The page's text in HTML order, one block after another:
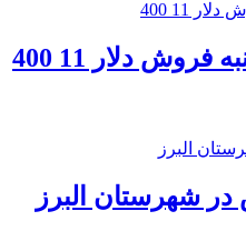
دلار 11 400
در شهرستان البرز